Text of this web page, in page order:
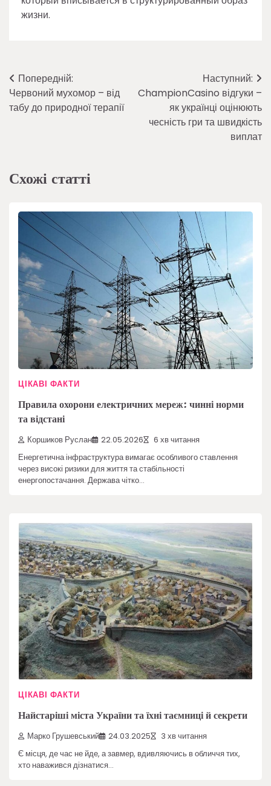
жизни.
Навігація
записів
Попередній:
Червоний мухомор – від
табу до природної терапії
Наступний:
ChampionCasino відгуки –
як українці оцінюють
чесність гри та швидкість
виплат
Схожі статті
ЦІКАВІ ФАКТИ
Правила охорони електричних мереж: чинні норми
та відстані
Коршиков Руслан 22.05.2026 6 хв читання
Енергетична інфраструктура вимагає особливого ставлення
через високі ризики для життя та стабільності
енергопостачання. Держава чітко…
ЦІКАВІ ФАКТИ
Найстаріші міста України та їхні таємниці й секрети
Марко Грушевський 24.03.2025 3 хв читання
Є місця, де час не йде, а завмер, вдивляючись в обличчя тих,
хто наважився дізнатися…